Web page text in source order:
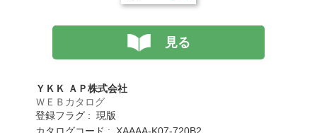
見る
ＹＫＫ ＡＰ株式会社
ＷＥＢカタログ
登録フラグ : 現版
カタログコード : XAAAA-K07-720B2